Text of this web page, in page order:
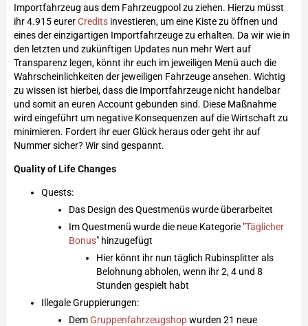
Importfahrzeug aus dem Fahrzeugpool zu ziehen. Hierzu müsst
ihr 4.915 eurerCredits investieren, um eine Kiste zu öffnen und
eines der einzigartigen Importfahrzeuge zu erhalten. Da wir wie in
den letzten und zukünftigen Updates nun mehr Wert auf
Transparenz legen, könnt ihr euch im jeweiligen Menü auch die
Wahrscheinlichkeiten der jeweiligen Fahrzeuge ansehen. Wichtig
zu wissen ist hierbei, dass die Importfahrzeuge nicht handelbar
und somit an euren Account gebunden sind. Diese Maßnahme
wird eingeführt um negative Konsequenzen auf die Wirtschaft zu
minimieren. Fordert ihr euer Glück heraus oder geht ihr auf
Nummer sicher? Wir sind gespannt.
Quality of Life Changes
Quests:
Das Design des Questmenüs wurde überarbeitet
Im Questmenü wurde die neue Kategorie "Täglicher
Bonus" hinzugefügt
Hier könnt ihr nun täglich Rubinsplitter als
Belohnung abholen, wenn ihr 2, 4 und 8
Stunden gespielt habt
Illegale Gruppierungen:
DemGruppenfahrzeugshopwurden 21 neue